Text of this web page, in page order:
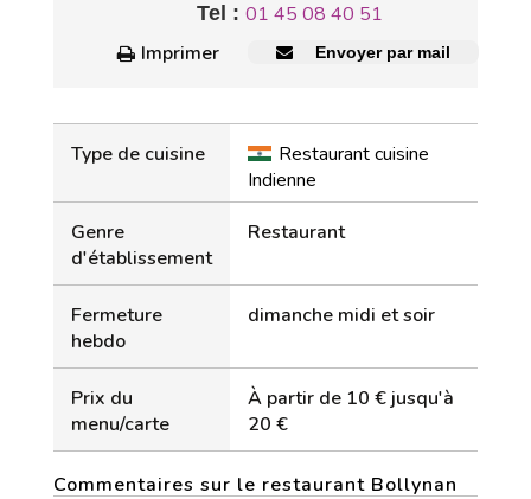
Tel : 01 45 08 40 51
Imprimer
Envoyer par mail
Type de cuisine
Restaurant cuisine
Indienne
Genre
d'établissement
Restaurant
Fermeture
hebdo
dimanche midi et soir
Prix du
menu/carte
À partir de 10 € jusqu'à
20 €
Commentaires sur le restaurant Bollynan